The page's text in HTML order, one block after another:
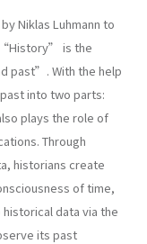
Niklas Luhmann to
is the
past”. With the help
into two parts:
plays the role of
Through
historians create
of time,
data via the
its past